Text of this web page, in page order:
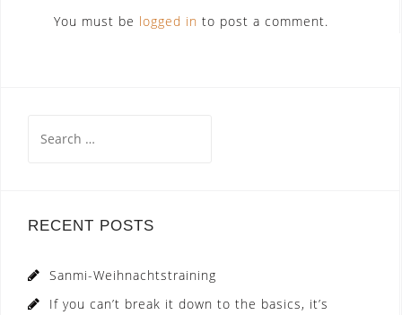
You must be logged in to post a comment.
for:
RECENT POSTS
Sanmi-Weihnachtstraining
If you can’t break it down to the basics, it’s